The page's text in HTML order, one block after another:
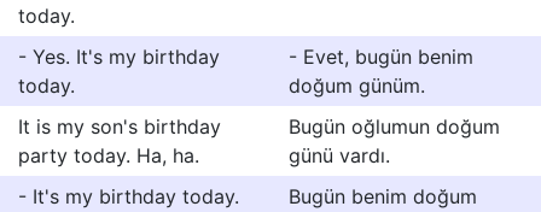
today.
- Yes. It's my birthday
today.
- Evet, bugün benim
doğum günüm.
It is my son's birthday
party today. Ha, ha.
Bugün oğlumun doğum
günü vardı.
- It's my birthday today.
Bugün benim doğum